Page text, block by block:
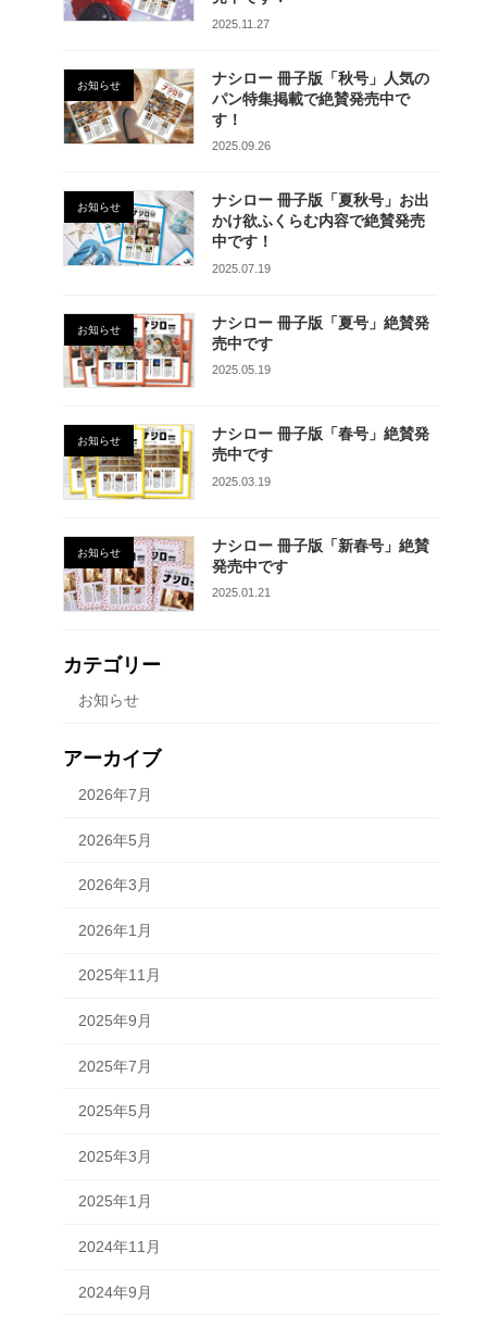
2025.11.27
お知らせ
ナシロー 冊子版「秋号」人気の
パン特集掲載で絶賛発売中で
す！
2025.09.26
お知らせ
ナシロー 冊子版「夏秋号」お出
かけ欲ふくらむ内容で絶賛発売
中です！
2025.07.19
お知らせ
ナシロー 冊子版「夏号」絶賛発
売中です
2025.05.19
お知らせ
ナシロー 冊子版「春号」絶賛発
売中です
2025.03.19
お知らせ
ナシロー 冊子版「新春号」絶賛
発売中です
2025.01.21
カテゴリー
お知らせ
アーカイブ
2026年7月
2026年5月
2026年3月
2026年1月
2025年11月
2025年9月
2025年7月
2025年5月
2025年3月
2025年1月
2024年11月
2024年9月